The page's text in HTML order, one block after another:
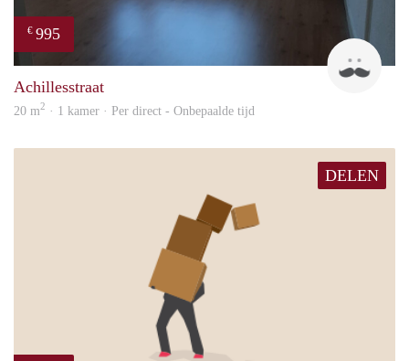
€ 995
Achillesstraat
20 m2 · 1 kamer · Per direct - Onbepaalde tijd
DELEN